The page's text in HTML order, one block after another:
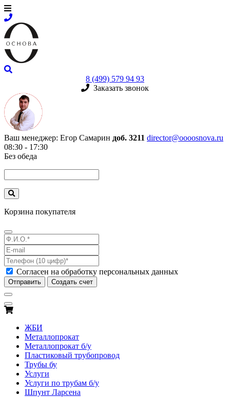
8 (499) 579 94 93
Заказать звонок
Ваш менеджер: Егор Самарин доб. 3211 director@oooosnova.ru
08:30 - 17:30
Без обеда
Корзина покупателя
Согласен на обработку персональных данных
Отправить Создать счет
ЖБИ
Металлопрокат
Металлопрокат б/у
Пластиковый трубопровод
Трубы бу
Услуги
Услуги по трубам б/у
Шпунт Ларсена